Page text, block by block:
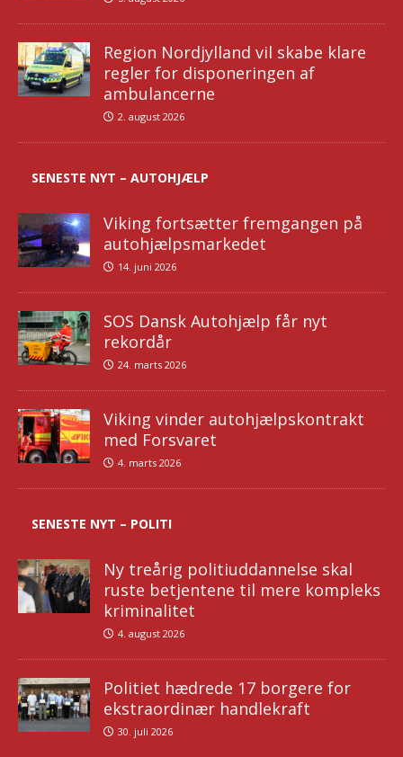
Region Nordjylland vil skabe klare
regler for disponeringen af
ambulancerne
2. august 2026
SENESTE NYT – AUTOHJÆLP
Viking fortsætter fremgangen på
autohjælpsmarkedet
14. juni 2026
SOS Dansk Autohjælp får nyt
rekordår
24. marts 2026
Viking vinder autohjælpskontrakt
med Forsvaret
4. marts 2026
SENESTE NYT – POLITI
Ny treårig politiuddannelse skal
ruste betjentene til mere kompleks
kriminalitet
4. august 2026
Politiet hædrede 17 borgere for
ekstraordinær handlekraft
30. juli 2026